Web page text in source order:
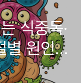
식중독·
별 원인